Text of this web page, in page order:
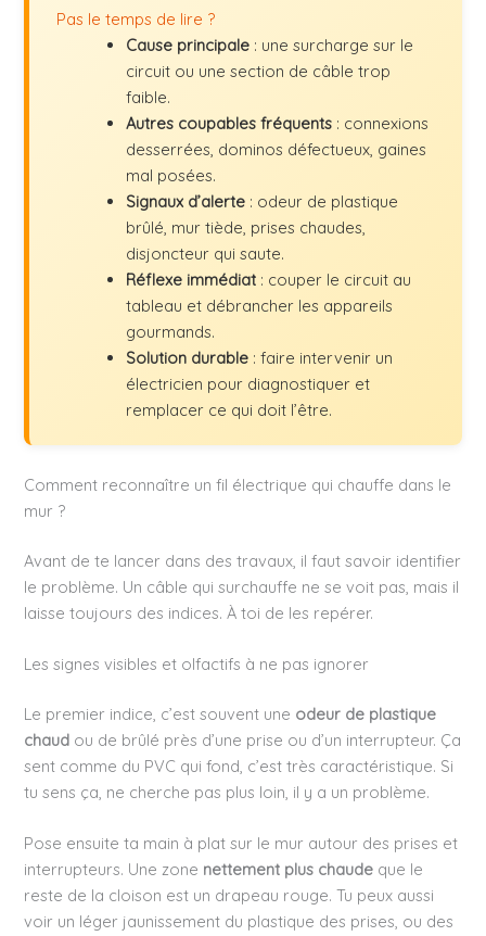
Pas le temps de lire ?
Cause principale : une surcharge sur le
circuit ou une section de câble trop
faible.
Autres coupables fréquents : connexions
desserrées, dominos défectueux, gaines
mal posées.
Signaux d’alerte : odeur de plastique
brûlé, mur tiède, prises chaudes,
disjoncteur qui saute.
Réflexe immédiat : couper le circuit au
tableau et débrancher les appareils
gourmands.
Solution durable : faire intervenir un
électricien pour diagnostiquer et
remplacer ce qui doit l’être.
Comment reconnaître un fil électrique qui chauffe dans le
mur ?
Avant de te lancer dans des travaux, il faut savoir identifier
le problème. Un câble qui surchauffe ne se voit pas, mais il
laisse toujours des indices. À toi de les repérer.
Les signes visibles et olfactifs à ne pas ignorer
Le premier indice, c’est souvent une odeur de plastique
chaud ou de brûlé près d’une prise ou d’un interrupteur. Ça
sent comme du PVC qui fond, c’est très caractéristique. Si
tu sens ça, ne cherche pas plus loin, il y a un problème.
Pose ensuite ta main à plat sur le mur autour des prises et
interrupteurs. Une zone nettement plus chaude que le
reste de la cloison est un drapeau rouge. Tu peux aussi
voir un léger jaunissement du plastique des prises, ou des